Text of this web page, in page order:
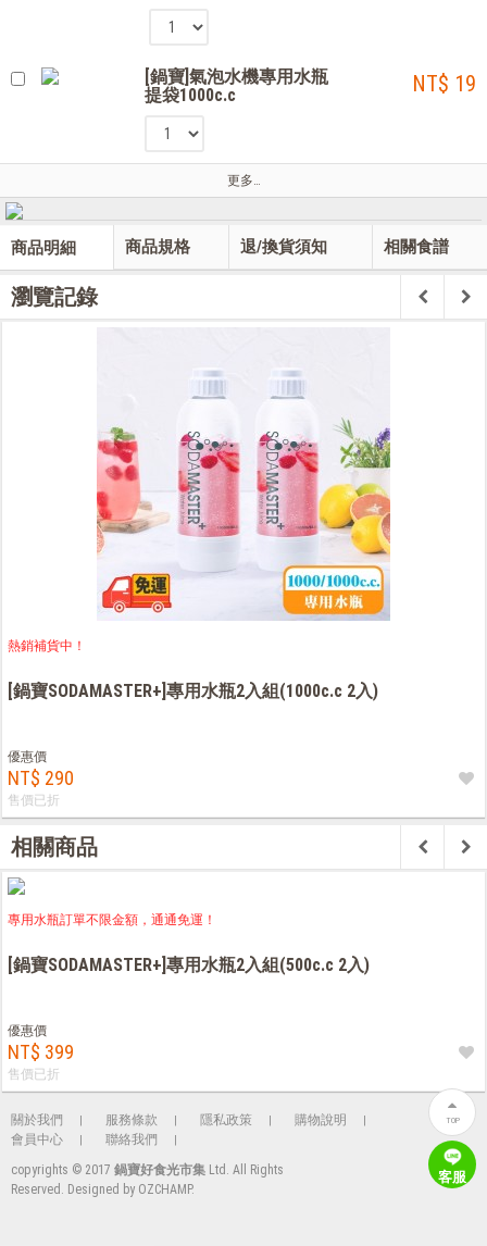
[鍋寶]氣泡水機專用水瓶
提袋1000c.c
NT$ 19
更多…
商品明細 商品規格 退/換貨須知 相關食譜
瀏覽記錄
熱銷補貨中！
[鍋寶SODAMASTER+]專用水瓶2入組(1000c.c 2入)
優惠價
NT$ 290
售價已折
相關商品
專用水瓶訂單不限金額，通通免運！
[鍋寶SODAMASTER+]專用水瓶2入組(500c.c 2入)
優惠價
NT$ 399
售價已折
關於我們 服務條款 隱私政策
購物說明
會員中心
聯絡我們
copyrights © 2017 鍋寶好食光市集 Ltd. All Rights
Reserved. Designed by OZCHAMP.
TOP
客服